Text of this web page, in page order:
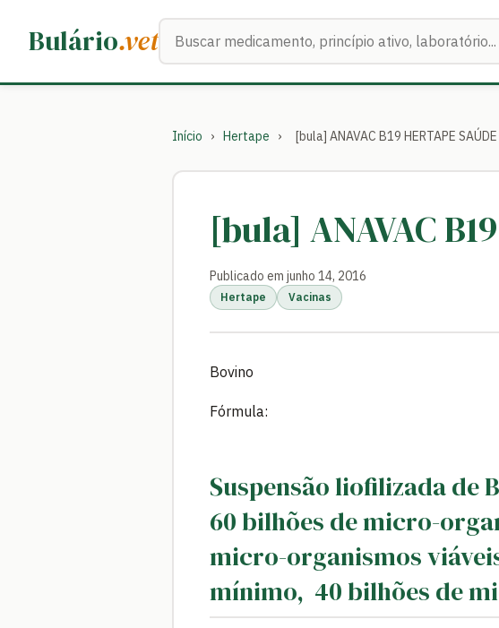
Bulário.vetBuscar medicamentos
Início › Hertape › [bula] ANAVAC B19 HERTAPE
[bula] ANAVAC
Publicado em junho 14, 2016
Hertape Vacinas
Bovino
Fórmula:
Suspensão liofilizada de
60 bilhões de micro-
micro-organismos
mínimo, 40 bilhões de